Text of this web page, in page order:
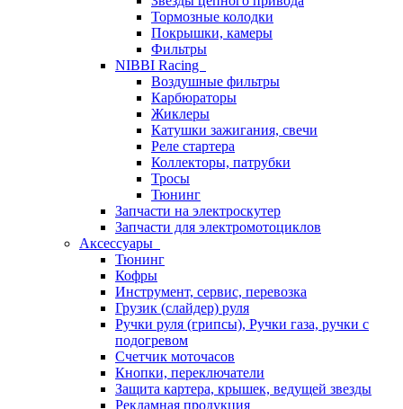
Тормозные колодки
Покрышки, камеры
Фильтры
NIBBI Racing
Воздушные фильтры
Карбюраторы
Жиклеры
Катушки зажигания, свечи
Реле стартера
Коллекторы, патрубки
Тросы
Тюнинг
Запчасти на электроскутер
Запчасти для электромотоциклов
Аксессуары
Тюнинг
Кофры
Инструмент, сервис, перевозка
Грузик (слайдер) руля
Ручки руля (грипсы), Ручки газа, ручки с
подогревом
Счетчик моточасов
Кнопки, переключатели
Защита картера, крышек, ведущей звезды
Рекламная продукция